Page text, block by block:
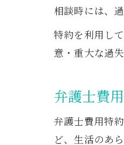
相談時には、
特約を利用し
意・重大な過
弁護士費
弁護士費用特
ど、生活のあ